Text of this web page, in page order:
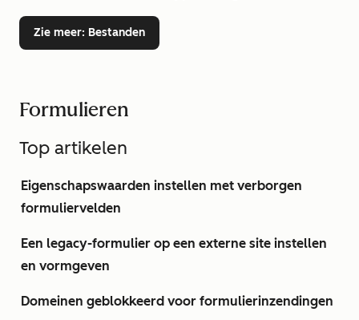
Zie meer: Bestanden
Formulieren
Top artikelen
Eigenschapswaarden instellen met verborgen
formuliervelden
Een legacy-formulier op een externe site instellen
en vormgeven
Domeinen geblokkeerd voor formulierinzendingen